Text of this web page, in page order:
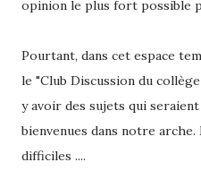
opinion le plus fort possible
Pourtant, dans cet espace
le "Club Discussion du
y avoir des sujets qui
bienvenues dans notre
difficiles ....